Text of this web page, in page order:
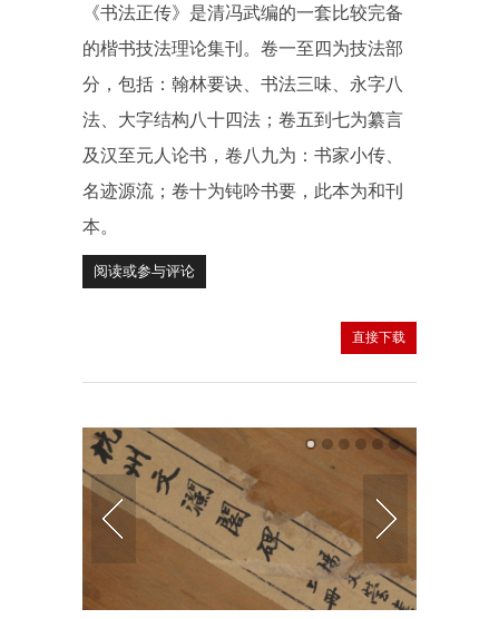
《书法正传》是清冯武编的一套比较完备
的楷书技法理论集刊。卷一至四为技法部
分，包括：翰林要诀、书法三味、永字八
法、大字结构八十四法；卷五到七为纂言
及汉至元人论书，卷八九为：书家小传、
名迹源流；卷十为钝吟书要，此本为和刊
本。
阅读或参与评论
直接下载